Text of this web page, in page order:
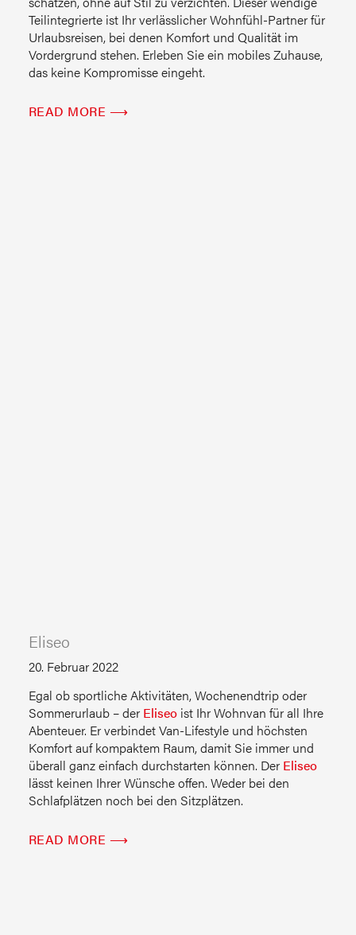
Teilintegrierte ist Ihr verlässlicher Wohnfühl-Partner für
Urlaubsreisen, bei denen Komfort und Qualität im
Vordergrund stehen. Erleben Sie ein mobiles Zuhause,
das keine Kompromisse eingeht.
READ MORE ⟶
Eliseo
20. Februar 2022
Egal ob sportliche Aktivitäten, Wochenendtrip oder
Sommerurlaub – der Eliseoist Ihr Wohnvan für all Ihre
Abenteuer. Er verbindet Van-Lifestyle und höchsten
Komfort auf kompaktem Raum, damit Sie immer und
überall ganz einfach durchstarten können. Der Eliseo
lässt keinen Ihrer Wünsche offen. Weder bei den
Schlafplätzen noch bei den Sitzplätzen.
READ MORE ⟶